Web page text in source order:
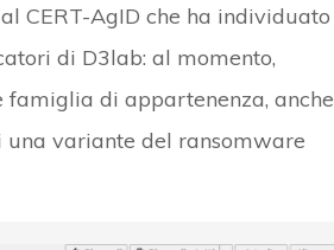
CERT-AgID che ha individuato
di D3lab: al momento,
di appartenenza, anche
una variante del ransomware